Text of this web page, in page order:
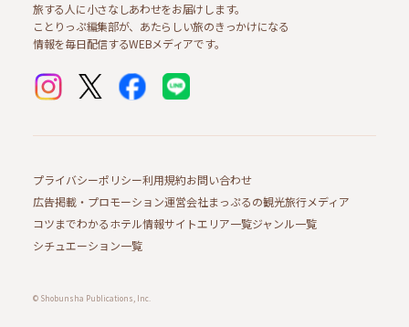
旅する人に小さなしあわせをお届けします。
ことりっぷ編集部が、あたらしい旅のきっかけになる
情報を毎日配信するWEBメディアです。
プライバシーポリシー利用規約お問い合わせ
広告掲載・プロモーション運営会社まっぷるの観光旅行メディア
コツまでわかるホテル情報サイトエリア一覧ジャンル一覧
シチュエーション一覧
© Shobunsha Publications, Inc.